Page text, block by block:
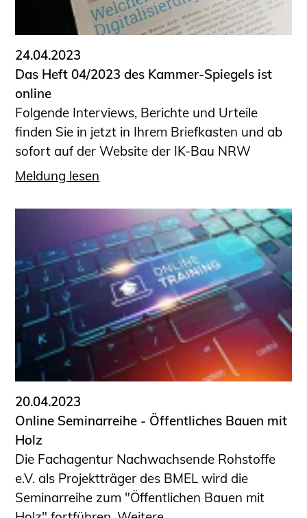
Informationen für Fortbildungsträger
Anträge, Anzeigen, Formulare
Fortbildung/Seminare
Informationen für Ingenieurinnen
und Ingenieure
Recht
Planungswettbewerbe
Publikationen
Stellenbörse
Öffentlich bestellte und vereidigte
Sachverständige
Prüfsachverständige
Qualifizierte Tragwerksplaner/-innen
Bauvorlageberechtigte
Sachkundige für Zustands- und
Funktionsprüfung privater
Abwasserleitungen
Vereinbarungen mit
Ingenieurkammern
Büronachfolge
Zusatzqualifikationen
Geschützter Bereich
Informationen für Auftraggeber und
Verbraucher
24.04.2023
Das Heft 04/2023 des Kammer-Spiegels ist
online
Folgende Interviews, Berichte und Urteile
finden Sie in jetzt in Ihrem Briefkasten und ab
sofort auf der Website der IK-Bau NRW
Meldung lesen
20.04.2023
Online Seminarreihe - ­­­Öffentliches Bauen mit
Holz
Die Fachagentur Nachwachsende Rohstoffe
e.V. als Projektträger des BMEL wird die
Seminarreihe zum "Öffentlichen Bauen mit